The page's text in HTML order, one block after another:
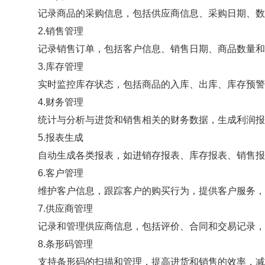
记录商品的采购信息，包括供应商信息、采购日期、
2.销售管理
记录销售订单，包括客户信息、销售日期、商品数量
3.库存管理
实时监控库存状态，包括商品的入库、出库、库存预
4.财务管理
统计与分析与进货和销售相关的财务数据，生成利润
5.报表生成
自动生成各类报表，如进销存报表、库存报表、销售
6.客户管理
维护客户信息，跟踪客户的购买行为，提供客户服务
7.供应商管理
记录和管理供应商信息，包括评价、合同和交易记录
8.条形码管理
支持条形码的扫描和管理，提高进货和销售的效率，